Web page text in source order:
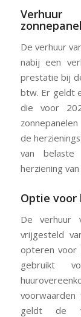
De verhuur
nabij een
prestatie bij
btw. Er geldt
die voor
de
van belaste
herziening
Optie voor
De verhuur
vrijgesteld
opteren voor
gebruikt
geldt de